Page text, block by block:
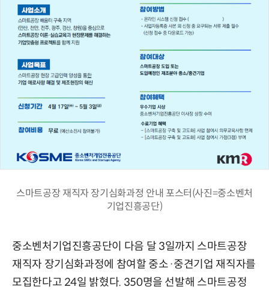
스마트공장 재직자 장기심화과정 안내 포스터(사진=중소벤처
기업진흥공단)
중소벤처기업진흥공단이 다음 달 3일까지 스마트공장
재직자 장기심화과정에 참여할 중소·중견기업 재직자를
모집한다고 24일 밝혔다. 350명을 선발해 스마트공정